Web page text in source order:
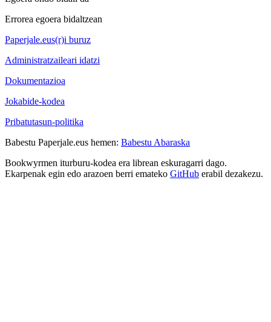
Errorea egoera bidaltzean
Paperjale.eus(r)i buruz
Administratzaileari idatzi
Dokumentazioa
Jokabide-kodea
Pribatutasun-politika
Babestu Paperjale.eus hemen: Babestu Abaraska
Bookwyrmen iturburu-kodea era librean eskuragarri dago.
Ekarpenak egin edo arazoen berri emateko GitHub erabil dezakezu.